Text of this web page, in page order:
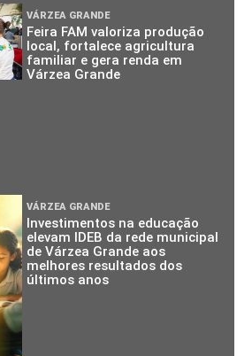
VÁRZEA GRANDE
Feira FAM valoriza produção
local, fortalece agricultura
familiar e gera renda em
Várzea Grande
VÁRZEA GRANDE
Investimentos na educação
elevam IDEB da rede municipal
de Várzea Grande aos
melhores resultados dos
últimos anos